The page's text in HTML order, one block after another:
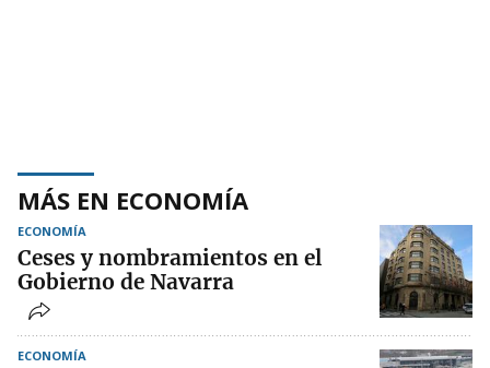
MÁS EN ECONOMÍA
ECONOMÍA
Ceses y nombramientos en el
Gobierno de Navarra
ECONOMÍA